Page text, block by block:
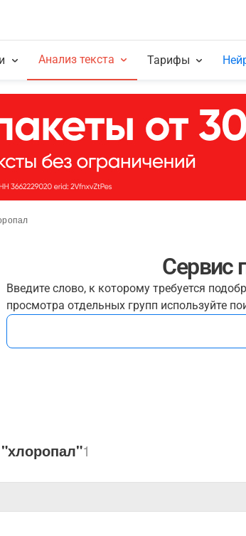
Анализ текста Тарифы
Сервис
Введите слово, к которому требуется
просмотра отдельных групп используйте
1